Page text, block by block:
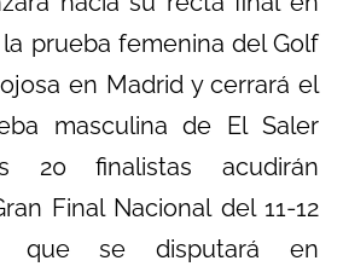
prueba femenina del Golf
en Madrid y cerrará el
masculina de El Saler
20 finalistas acudirán
Final Nacional del 11-12
que se disputará en